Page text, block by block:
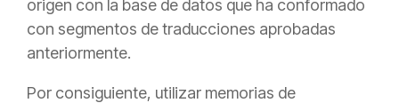
origen con la base de datos que ha conformado
con segmentos de traducciones aprobadas
anteriormente.
Por consiguiente, utilizar memorias de